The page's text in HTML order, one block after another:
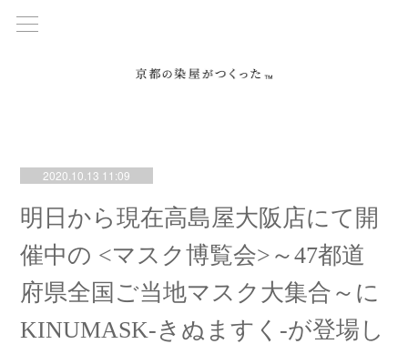
2020.10.13 11:09
明日から現在高島屋大阪店にて開
催中の <マスク博覧会>～47都道
府県全国ご当地マスク大集合～に
KINUMASK-きぬますく-が登場し